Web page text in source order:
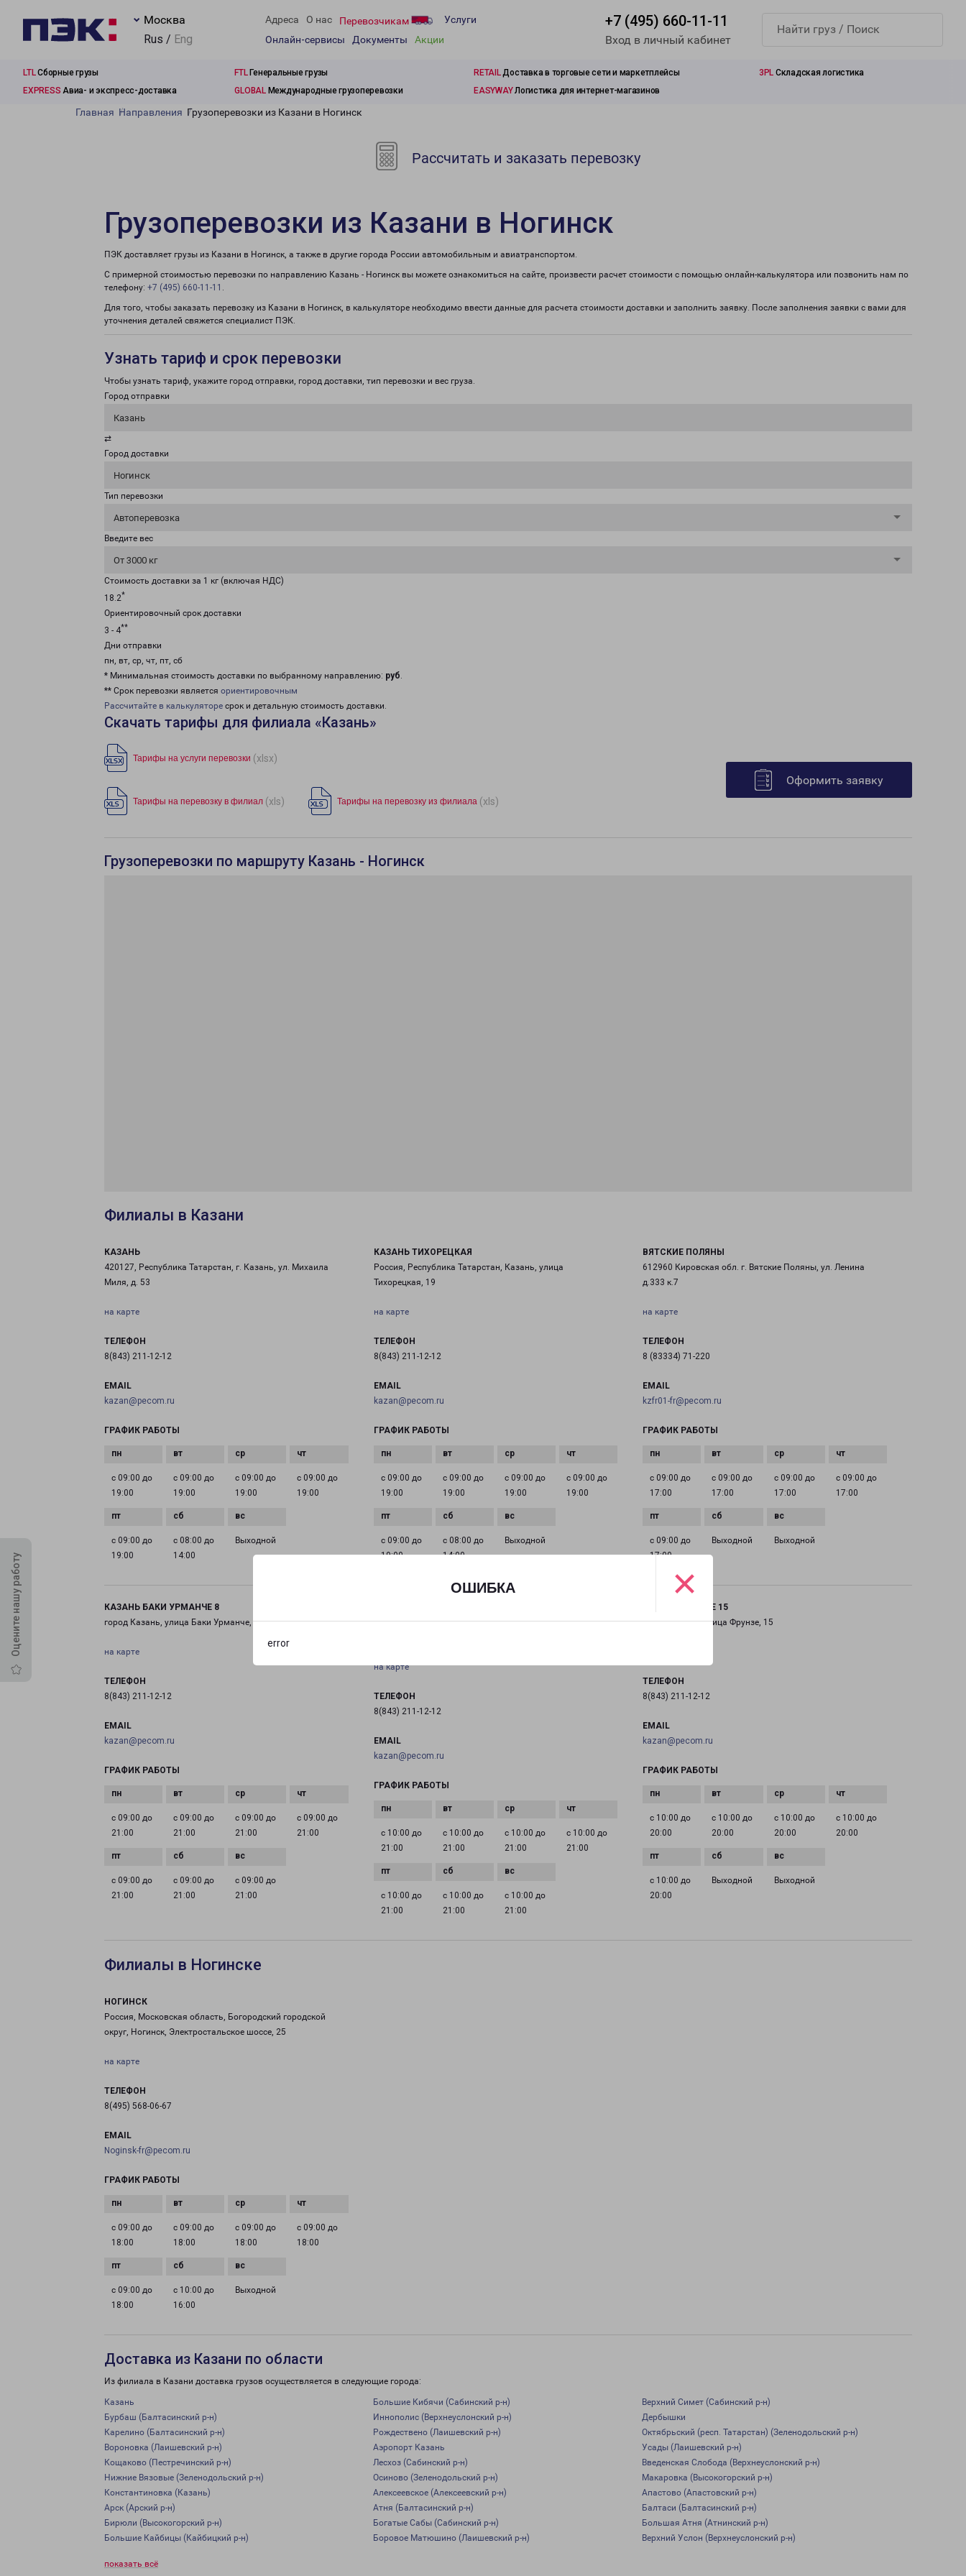
ОШИБКА
error
×
Москва
Rus / Eng
Адреса О нас Перевозчикам
Услуги
Онлайн-сервисы
Документы Акции
+7 (495) 660-11-11
Вход в личный кабинет
LTLСборные грузы FTLГенеральные грузы RETAILДоставка в торговые сети и маркетплейсы 3PL Складская логистика
EXPRESS Авиа- и экспресс-доставка GLOBALМеждународные грузоперевозки EASYWAYЛогистика для интернет-магазинов
Оцените нашу работу
Главная Направления Грузоперевозки из Казани в Ногинск
Рассчитать и заказать перевозку
Грузоперевозки из Казани в Ногинск
ПЭК доставляет грузы из Казани в Ногинск, а также в другие города России автомобильным и авиатранспортом.
С примерной стоимостью перевозки по направлению Казань - Ногинск вы можете ознакомиться на сайте, произвести расчет стоимости с помощью онлайн-калькулятора или позвонить нам по
телефону: +7 (495) 660-11-11 .
Для того, чтобы заказать перевозку из Казани в Ногинск, в калькуляторе необходимо ввести данные для расчета стоимости доставки и заполнить заявку. После заполнения заявки с вами для
уточнения деталей свяжется специалист ПЭК.
Узнать тариф и срок перевозки
Чтобы узнать тариф, укажите город отправки, город доставки, тип перевозки и вес груза.
Город отправки
Казань
⇄
Город доставки
Ногинск
Тип перевозки
Автоперевозка
Введите вес
От 3000 кг
Стоимость доставки за 1 кг (включая НДС)
18.2*
Ориентировочный срок доставки
3 - 4**
Дни отправки
пн, вт, ср, чт, пт, сб
* Минимальная стоимость доставки по выбранному направлению: руб.
** Срок перевозки является ориентировочным
Рассчитайте в калькуляторе срок и детальную стоимость доставки.
Скачать тарифы для филиала «Казань»
Тарифы на услуги перевозки (xlsx)
Тарифы на перевозку в филиал (xls) Тарифы на перевозку из филиала (xls)
Оформить заявку
Грузоперевозки по маршруту Казань - Ногинск
Филиалы в Казани
КАЗАНЬ
420127, Республика Татарстан, г. Казань, ул. Михаила
Миля, д. 53
на карте
ТЕЛЕФОН
8(843) 211-12-12
EMAIL
kazan@pecom.ru
ГРАФИК РАБОТЫ
с 09:00 до
19:00
с 09:00 до
19:00
с 09:00 до
19:00
с 09:00 до
19:00
с 09:00 до
19:00
с 08:00 до
14:00
Выходной
КАЗАНЬ ТИХОРЕЦКАЯ
Россия, Республика Татарстан, Казань, улица
Тихорецкая, 19
на карте
ТЕЛЕФОН
8(843) 211-12-12
EMAIL
kazan@pecom.ru
ГРАФИК РАБОТЫ
с 09:00 до
19:00
с 09:00 до
19:00
с 09:00 до
19:00
с 09:00 до
19:00
с 09:00 до
19:00
с 08:00 до
14:00
Выходной
ВЯТСКИЕ ПОЛЯНЫ
612960 Кировская обл. г. Вятские Поляны, ул. Ленина
д.333 к.7
на карте
ТЕЛЕФОН
8 (83334) 71-220
EMAIL
kzfr01-fr@pecom.ru
ГРАФИК РАБОТЫ
с 09:00 до
17:00
с 09:00 до
17:00
с 09:00 до
17:00
с 09:00 до
17:00
с 09:00 до
17:00
Выходной Выходной
КАЗАНЬ БАКИ УРМАНЧЕ 8
город Казань, улица Баки Урманче, 8
на карте
ТЕЛЕФОН
8(843) 211-12-12
EMAIL
kazan@pecom.ru
ГРАФИК РАБОТЫ
с 09:00 до
21:00
с 09:00 до
21:00
с 09:00 до
21:00
с 09:00 до
21:00
с 09:00 до
21:00
с 09:00 до
21:00
с 09:00 до
21:00
Россия, Татарстан республика, город Казань, Ново-
на карте
ТЕЛЕФОН
8(843) 211-12-12
EMAIL
kazan@pecom.ru
ГРАФИК РАБОТЫ
с 10:00 до
21:00
с 10:00 до
21:00
с 10:00 до
21:00
с 10:00 до
21:00
с 10:00 до
21:00
с 10:00 до
21:00
с 10:00 до
21:00
КАЗАНЬ ФРУНЗЕ 15
город Казань, улица Фрунзе, 15
ТЕЛЕФОН
8(843) 211-12-12
EMAIL
kazan@pecom.ru
ГРАФИК РАБОТЫ
с 10:00 до
20:00
с 10:00 до
20:00
с 10:00 до
20:00
с 10:00 до
20:00
с 10:00 до
20:00
Выходной Выходной
Филиалы в Ногинске
НОГИНСК
Россия, Московская область, Богородский городской
округ, Ногинск, Электростальское шоссе, 25
на карте
ТЕЛЕФОН
8(495) 568-06-67
EMAIL
Noginsk-fr@pecom.ru
ГРАФИК РАБОТЫ
с 09:00 до
18:00
с 09:00 до
18:00
с 09:00 до
18:00
с 09:00 до
18:00
с 09:00 до
18:00
с 10:00 до
16:00
Выходной
Доставка из Казани по области
Из филиала в Казани доставка грузов осуществляется в следующие города:
Казань Большие Кибячи (Сабинский р-н)
Верхний Симет (Сабинский р-н)
Бурбаш (Балтасинский р-н)
Иннополис (Верхнеуслонский р-н)
Дербышки
Карелино (Балтасинский р-н)
Рождествено (Лаишевский р-н)
Октябрьский (респ. Татарстан) (Зеленодольский р-н)
Вороновка (Лаишевский р-н)
Аэропорт Казань
Усады (Лаишевский р-н)
Кощаково (Пестречинский р-н)
Лесхоз (Сабинский р-н)
Введенская Слобода (Верхнеуслонский р-н)
Нижние Вязовые (Зеленодольский р-н)
Осиново (Зеленодольский р-н)
Макаровка (Высокогорский р-н)
Константиновка (Казань)
Алексеевское (Алексеевский р-н)
Апастово (Апастовский р-н)
Арск (Арский р-н)
Атня (Балтасинский р-н)
Балтаси (Балтасинский р-н)
Бирюли (Высокогорский р-н)
Богатые Сабы (Сабинский р-н)
Большая Атня (Атнинский р-н)
Большие Кайбицы (Кайбицкий р-н)
Боровое Матюшино (Лаишевский р-н) Верхний Услон (Верхнеуслонский р-н)
показать всё